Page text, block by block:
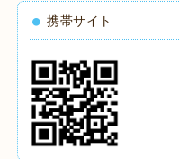
携帯サイト